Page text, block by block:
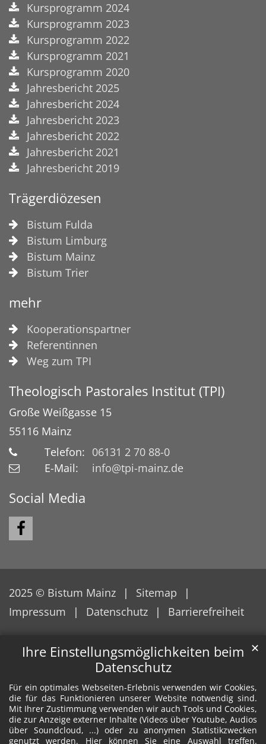
Ihre Einstellungsmöglichkeiten beim
Datenschutz
Für ein optimales Webseiten-Erlebnis verwenden wir Cookies,
die für das Funktionieren unserer Website notwendig sind.
Mit Ihrer Zustimmung verwenden wir auch Tools und Cookies,
die zur Anzeige externer Inhalte (Videos über Youtube, Audios
über Soundcloud, ...) oder zu anonymen Statistikzwecken
genutzt werden. Hier können Sie eine Auswahl treffen.
✕
Kursprogramm 2024
Kursprogramm 2023
Kursprogramm 2022
Kursprogramm 2021
Kursprogramm 2020
Jahresbericht 2025
Jahresbericht 2024
Jahresbericht 2023
Jahresbericht 2022
Jahresbericht 2021
Jahresbericht 2019
Trägerdiözesen
Bistum Fulda
Bistum Limburg
Bistum Mainz
Bistum Trier
mehr
Kooperationspartner
Referentinnen
Weg zum TPI
Theologisch Pastorales Institut (TPI)
Große Weißgasse 15
55116 Mainz
Telefon: 06131 2 70 88-0
E-Mail:
info@tpi-mainz.de
Social Media
2025 © Bistum Mainz
Sitemap
Impressum
Datenschutz Barrierefreiheit